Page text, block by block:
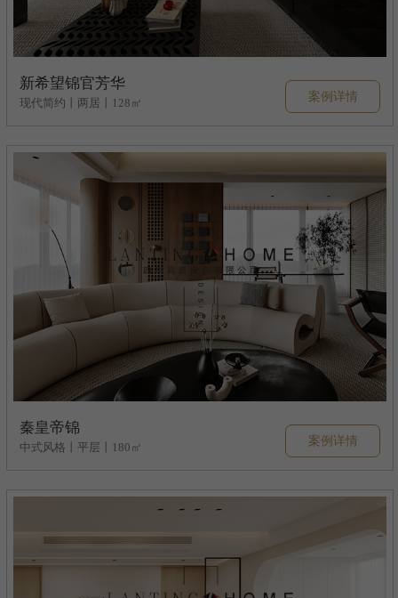
新希望锦官芳华
现代简约丨两居丨128㎡ 案例详情
秦皇帝锦
中式风格丨平层丨180㎡ 案例详情